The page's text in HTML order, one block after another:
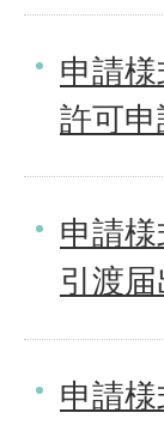
申請
許可
申請
引渡
申請